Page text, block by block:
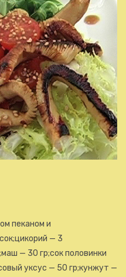
пеканом и
— 3
— 30 гр;сок половинки
уксус — 50 гр;кунжут —